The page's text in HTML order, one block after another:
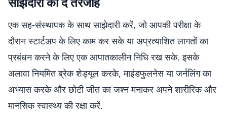
एक सह-संस्थापक के साथ साझेदारी करें, जो आपकी परीक्षा के
दौरान स्टार्टअप के लिए काम कर सके या अप्रत्याशित लागतों का
प्रबंधन करने के लिए एक आपातकालीन निधि रख सके. इसके
अलावा नियमित ब्रेक शेड्यूल करके, माइंडफुलनेस या जर्नलिंग का
अभ्यास करके और छोटी जीत का जश्न मनाकर अपने शारीरिक और
मानसिक स्वास्थ्य की रक्षा करें.